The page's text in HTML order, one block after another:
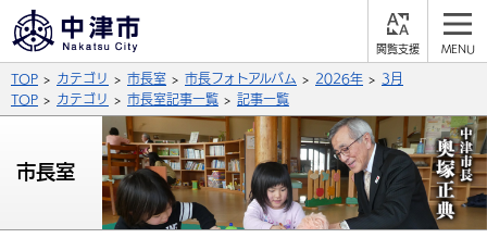
支
背景色
青 白
文字の大きさ
拡大 標準 縮小
公式SNS
X (Twitter) YouTube
サイト内検索
TOP カテゴリ 市長室 市長フォトアルバム 2026年
3月
TOP
カテゴリ 市長室記事一覧 記事一覧
市長室